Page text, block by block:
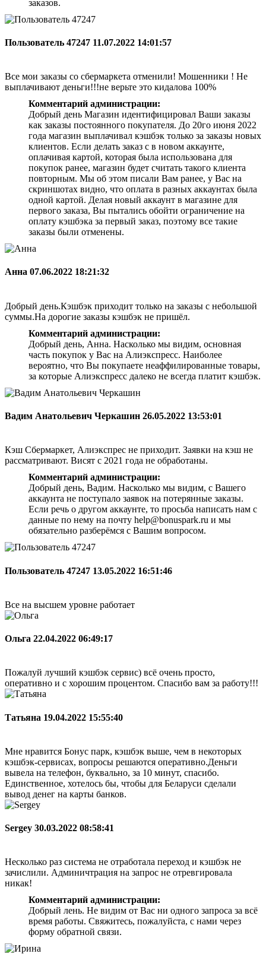
заказов.
Пользователь 47247 11.07.2022 14:01:57
Все мои заказы со сбермаркета отменили! Мошенники ! Не
выплачивают деньги!!!не верьте это кидалова 100%
Комментарий администрации:
Добрый день Магазин идентифицировал Ваши заказы
как заказы постоянного покупателя. До 20го июня 2022
года магазин выплачивал кэшбэк только за заказы новых
клиентов. Если делать заказ с в новом аккаунте,
оплачивая картой, которая была использована для
покупок ранее, магазин будет считать такого клиента
повторным. Мы об этом писали Вам ранее, у Вас на
скриншотах видно, что оплата в разных аккаунтах была
одной картой. Делая новый аккаунт в магазине для
первого заказа, Вы пытались обойти ограничение на
оплату кэшбэка за первый заказ, поэтому все такие
заказы были отменены.
Анна 07.06.2022 18:21:32
Добрый день.Кэшбэк приходит только на заказы с небольшой
суммы.На дорогие заказы кэшбэк не пришёл.
Комментарий администрации:
Добрый день, Анна. Насколько мы видим, основная
часть покупок у Вас на Алиэкспресс. Наиболее
вероятно, что Вы покупаете неаффилированные товары,
за которые Алиэкспресс далеко не всегда платит кэшбэк.
Вадим Анатольевич Черкашин 26.05.2022 13:53:01
Кэш Сбермаркет, Алиэкспрес не приходит. Заявки на кэш не
рассматривают. Висят с 2021 года не обработаны.
Комментарий администрации:
Добрый день, Вадим. Насколько мы видим, с Вашего
аккаунта не поступало заявок на потерянные заказы.
Если речь о другом аккаунте, то просьба написать нам с
данные по нему на почту help@bonuspark.ru и мы
обязательно разберёмся с Вашим вопросом.
Пользователь 47247 13.05.2022 16:51:46
Все на высшем уровне работает
Ольга 22.04.2022 06:49:17
Пожалуй лучший кэшбэк сервис) всё очень просто,
оперативно и с хорошим процентом. Спасибо вам за работу!!!
Татьяна 19.04.2022 15:55:40
Мне нравится Бонус парк, кэшбэк выше, чем в некоторых
кэшбэк-сервисах, вопросы решаются оперативно.Деньги
вывела на телефон, буквально, за 10 минут, спасибо.
Единственное, хотелось бы, чтобы для Беларуси сделали
вывод денег на карты банков.
Sergey 30.03.2022 08:58:41
Несколько раз система не отработала переход и кэшбэк не
зачислили. Админичтрация на запрос не отревгировала
никак!
Комментарий администрации:
Добрый лень. Не видим от Вас ни одного запроса за всё
время работы. Свяжитесь, пожалуйста, с нами через
форму обратной связи.